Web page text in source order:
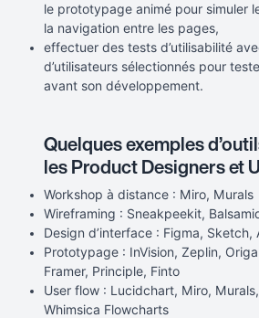
le prototypage animé pour simuler
la navigation entre les pages,
effectuer des tests d’utilisabilité
d’utilisateurs sélectionnés pour
avant son développement.
Quelques exemples
les Product Designers et
Workshop à distance : Miro, Murals
Wireframing : Sneakpeekit,
Design d’interface : Figma, Sketch,
Prototypage : InVision, Zeplin,
Framer, Principle, Finto
User flow : Lucidchart, Miro,
Whimsica Flowcharts